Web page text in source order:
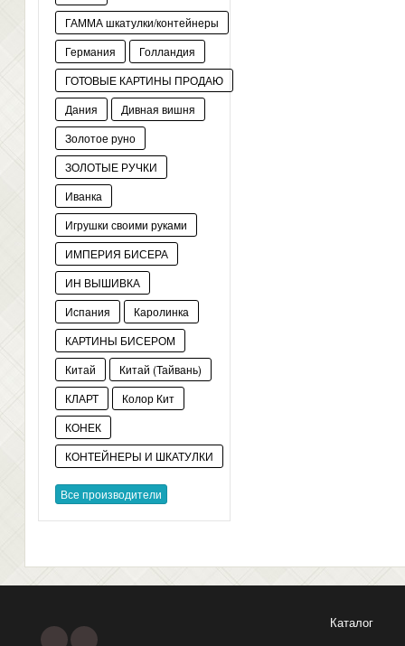
ГАММА шкатулки/контейнеры
Германия
Голландия
ГОТОВЫЕ КАРТИНЫ ПРОДАЮ
Дания
Дивная вишня
Золотое руно
ЗОЛОТЫЕ РУЧКИ
Иванка
Игрушки своими руками
ИМПЕРИЯ БИСЕРА
ИН ВЫШИВКА
Испания
Каролинка
КАРТИНЫ БИСЕРОМ
Китай
Китай (Тайвань)
КЛАРТ
Колор Кит
КОНЕК
КОНТЕЙНЕРЫ И ШКАТУЛКИ
Все производители
Каталог